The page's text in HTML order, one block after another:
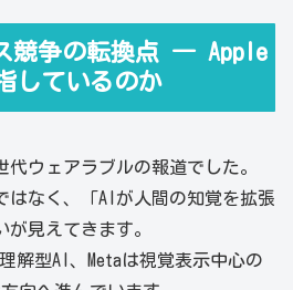
競争の転換点 ― Apple
しているのか
ウェアラブルの報道でした。
はなく、「AIが人間の知覚を拡張
見えてきます。
解型AI、Metaは視覚表示中心の